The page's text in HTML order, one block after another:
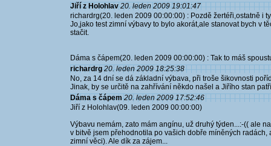
Jiří z Holohlav 20. leden 2009 19:01:47
richardrg(20. leden 2009 00:00:00) : Pozdě žertéři,ostatně i
Jo,jako test zimní výbavy to bylo akorát,ale stanovat bych v
stačit.
Dáma s čápem(20. leden 2009 00:00:00) : Tak to máš
richardrg 20. leden 2009 18:25:38
No, za 14 dní se dá základní výbava, při troše šikovnosti
Jinak, by se určitě na zahřívání někdo našel a Jiřího stan
Dáma s čápem 20. leden 2009 17:52:46
Jiří z Holohlav(09. leden 2009 00:00:00)
Výbavu nemám, zato mám angínu, už druhý týden...:-(( ale
v bitvě jsem přehodnotila po vašich dobře míněných
zimní věci). Ale dík za zájem...